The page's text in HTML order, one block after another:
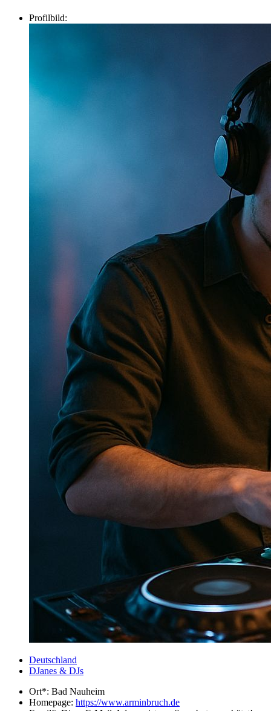
Profilbild:
Deutschland
DJanes & DJs
Ort*: Bad Nauheim
Homepage: https://www.arminbruch.de